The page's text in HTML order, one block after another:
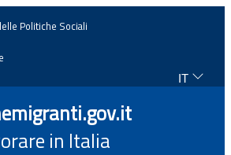
Politiche Sociali
IT
in Italia